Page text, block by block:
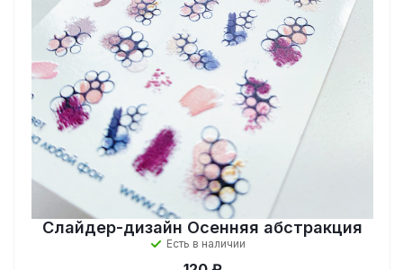
Слайдер-дизайн Осенняя абстракция
Есть в наличии